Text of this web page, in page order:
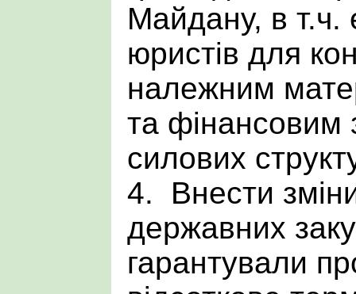
Майдану, в т.ч.
юристів для
належним
та фінансовим
силових
4. Внести
державних
гарантували